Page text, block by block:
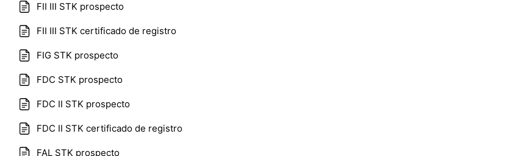
FII III STK prospecto
FII III STK certificado de registro
FIG STK prospecto
FDC STK prospecto
FDC II STK prospecto
FDC II STK certificado de registro
FAL STK prospecto